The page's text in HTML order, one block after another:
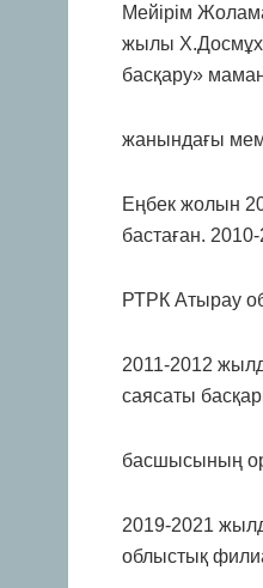
Мейірім
жылы
басқару»
жанындағы
Еңбек жолын
бастаған.
РТРК Атырау
2011-2012
саясаты
басшысының
2019-2021
облыстық